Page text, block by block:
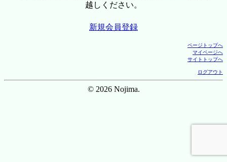
越しください。
新規会員登録
ページトップへ
マイページへ
サイトトップへ
ログアウト
© 2026 Nojima.